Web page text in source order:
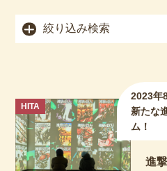
絞り込み検索
HITA
2023年
新たな
ム！